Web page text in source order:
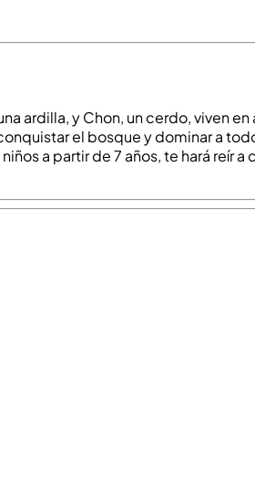
ardilla, y Chon, un cerdo, viven
el bosque y dominar a
a partir de 7 años, te hará reír